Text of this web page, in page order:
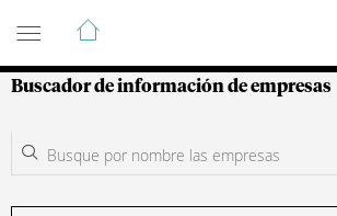
Guía de Empresas
Buscador de información de empresas